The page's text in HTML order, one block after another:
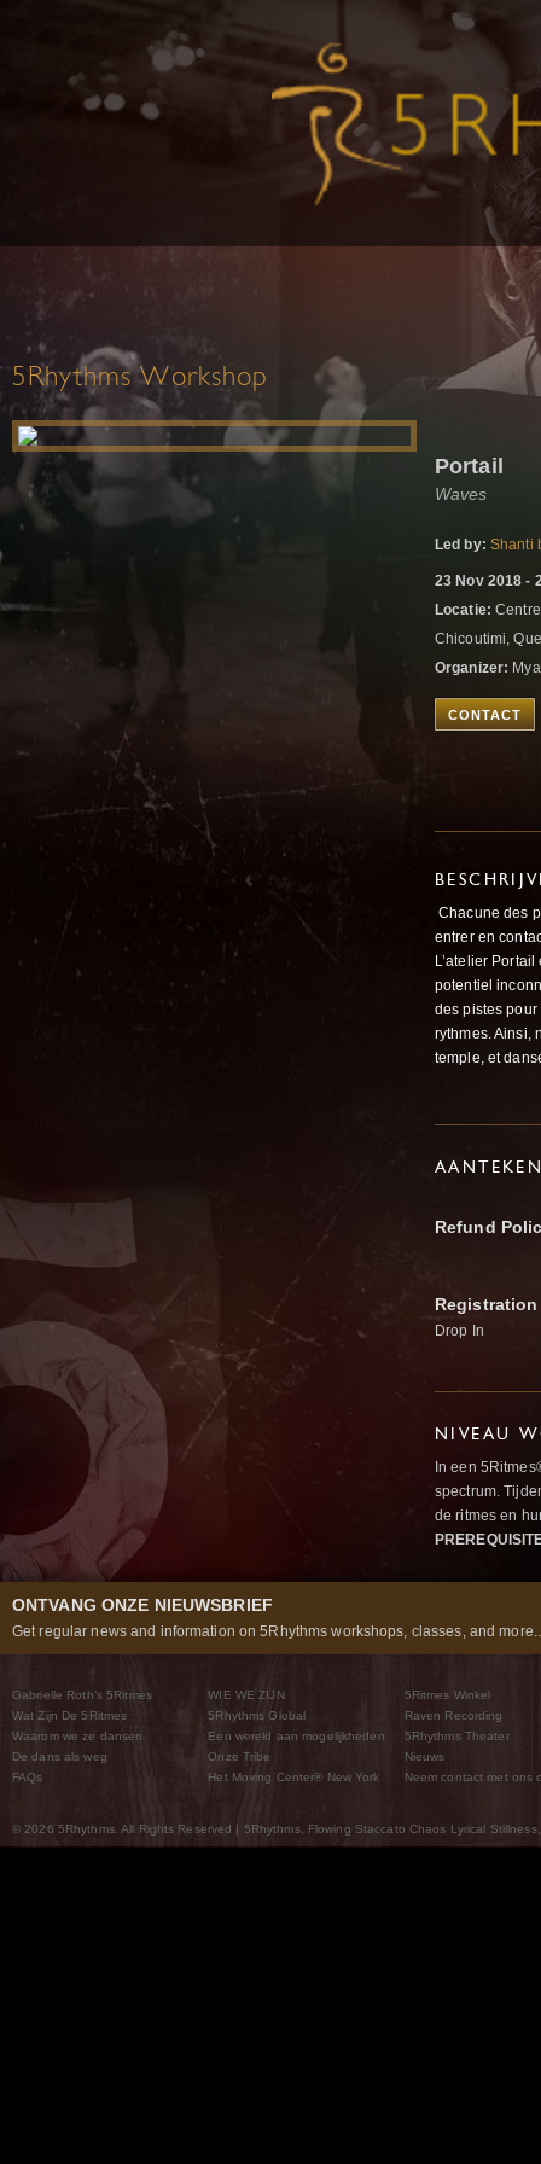
5Rhythms Workshop
Portail
Waves
Led by: Shanti
23 Nov 2018 -
Locatie:
Chicoutimi,
Organizer:
CONTACT
Chacune des
entrer en
L’atelier
potentiel
des pistes
rythmes. Ainsi,
temple, et
Refund
Drop In
NIVEAU
In een
spectrum.
de ritmes en
ONTVANG ONZE NIEUWSBRIEF
Get regular news and information on 5Rhythms workshops, classes, and
Gabrielle Roth’s 5Ritmes
Wat Zijn De 5Ritmes
Waarom we ze dansen
De dans als weg
FAQs
WIE WE ZIJN
5Rhythms Global
Een wereld aan mogelijkheden
Onze Tribe
Het Moving Center® New York
5Ritmes Winkel
Raven Recording
5Rhythms Theater
Nieuws
Neem contact met ons
© 2026 5Rhythms. All Rights Reserved | 5Rhythms, Flowing Staccato Chaos Lyrical